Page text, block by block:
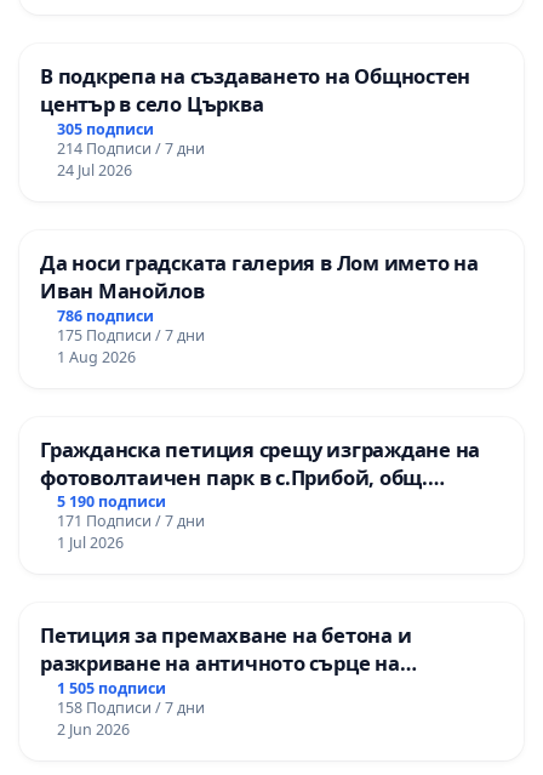
В подкрепа на създаването на Общностен
център в село Църква
305 подписи
214 Подписи / 7 дни
24 Jul 2026
Да носи градската галерия в Лом името на
Иван Манойлов
786 подписи
175 Подписи / 7 дни
1 Aug 2026
Гражданска петиция срещу изграждане на
фотоволтаичен парк в с.Прибой, общ.
Радомир
5 190 подписи
171 Подписи / 7 дни
1 Jul 2026
Петиция за премахване на бетона и
разкриване на античното сърце на
Могиланската могила във Враца
1 505 подписи
158 Подписи / 7 дни
2 Jun 2026